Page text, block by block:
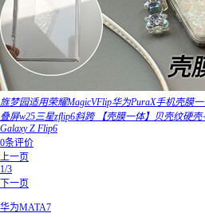
旌梦园适用荣耀MagicVFlip华为PuraX手机壳膜
叠屏w25三星zflip6斜跨 【壳膜一体】贝壳纹硬
Galaxy Z Flip6
0条评价
上一页
1/3
下一页
华为MATA7